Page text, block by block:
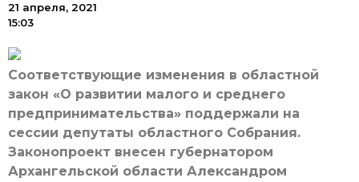
21 апреля, 2021
15:03
Соответствующие изменения в областной
закон «О развитии малого и среднего
предпринимательства» поддержали на
сессии депутаты областного Собрания.
Законопроект внесен губернатором
Архангельской области Александром